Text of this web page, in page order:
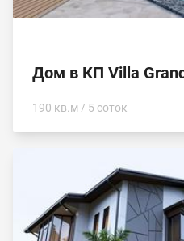
Дом в КП Villa
190 кв.м / 5 соток